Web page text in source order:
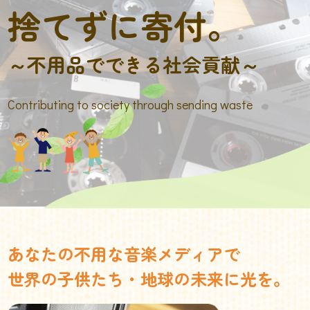
捨てずに寄付。
～不用品でできる社会貢献～
Contributing to society through sending waste
あなたの不用な音楽メディアで
世界の子供たち・地球の未来に光を。